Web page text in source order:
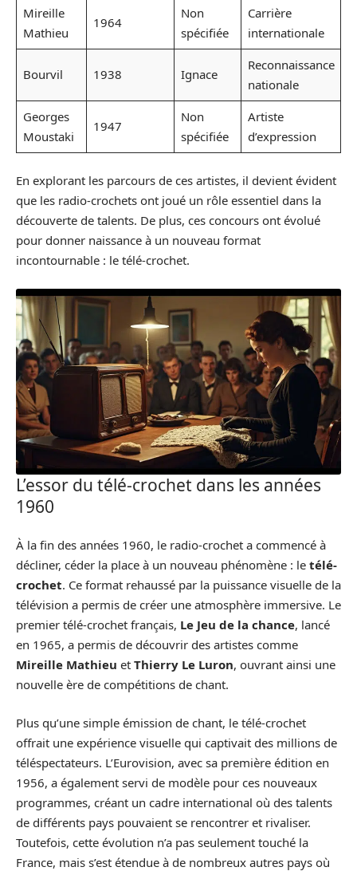
Mireille
Mathieu
1964
Non
spécifiée
Carrière
internationale
Bourvil 1938 Ignace
Reconnaissance
nationale
Georges
Moustaki
1947
Non
spécifiée
Artiste
d’expression
En explorant les parcours de ces artistes, il devient évident
que les radio-crochets ont joué un rôle essentiel dans la
découverte de talents. De plus, ces concours ont évolué
pour donner naissance à un nouveau format
incontournable : le télé-crochet.
L’essor du télé-crochet dans les années
1960
À la fin des années 1960, le radio-crochet a commencé à
décliner, céder la place à un nouveau phénomène : le télé-
crochet. Ce format rehaussé par la puissance visuelle de la
télévision a permis de créer une atmosphère immersive. Le
premier télé-crochet français, Le Jeu de la chance, lancé
en 1965, a permis de découvrir des artistes comme
Mireille Mathieu et Thierry Le Luron, ouvrant ainsi une
nouvelle ère de compétitions de chant.
Plus qu’une simple émission de chant, le télé-crochet
offrait une expérience visuelle qui captivait des millions de
téléspectateurs. L’Eurovision, avec sa première édition en
1956, a également servi de modèle pour ces nouveaux
programmes, créant un cadre international où des talents
de différents pays pouvaient se rencontrer et rivaliser.
Toutefois, cette évolution n’a pas seulement touché la
France, mais s’est étendue à de nombreux autres pays où